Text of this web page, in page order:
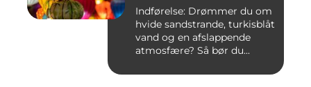
Indførelse: Drømmer du om
hvide sandstrande, turkisblåt
vand og en afslappende
atmosfære? Så bør du...